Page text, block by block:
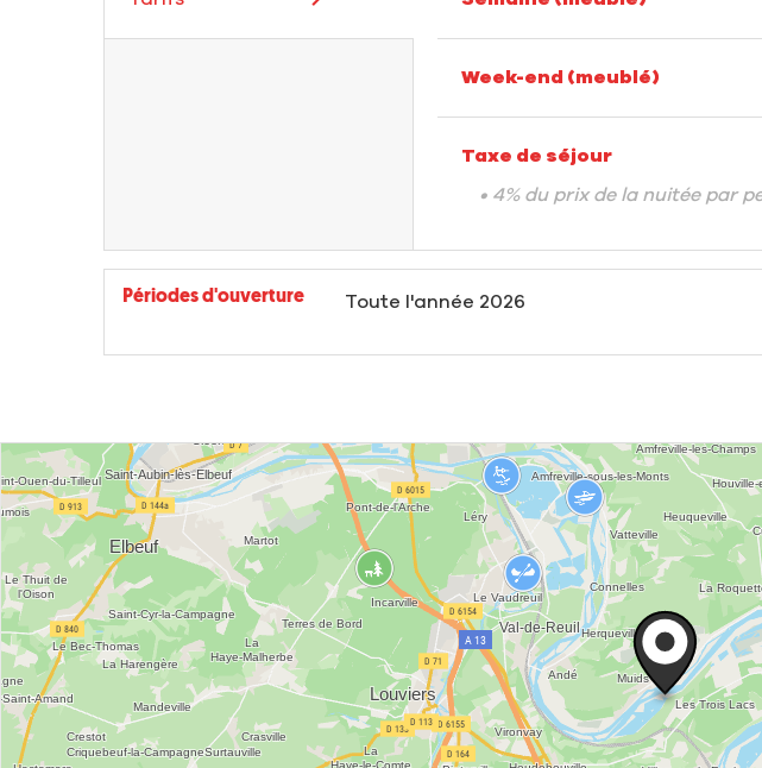
Week-end (meublé)
Taxe de séjour
• 4% du prix de la nuitée par
Périodes d'ouverture Toute l'année 2026